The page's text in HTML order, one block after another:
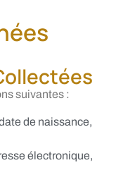
suivantes :
de naissance,
électronique,